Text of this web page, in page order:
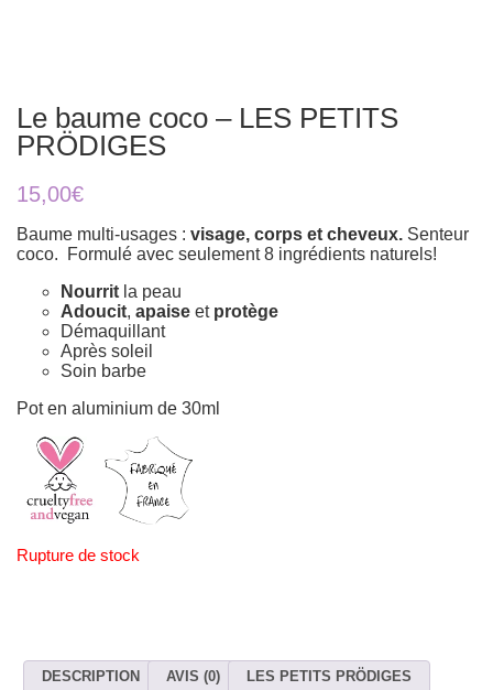
Le baume coco – LES PETITS
PRÖDIGES
15,00€
Baume multi-usages : visage, corps et cheveux. Senteur
coco. Formulé avec seulement 8 ingrédients naturels!
Nourrit la peau
Adoucit, apaise et protège
Démaquillant
Après soleil
Soin barbe
Pot en aluminium de 30ml
Rupture de stock
DESCRIPTION AVIS (0) LES PETITS PRÖDIGES